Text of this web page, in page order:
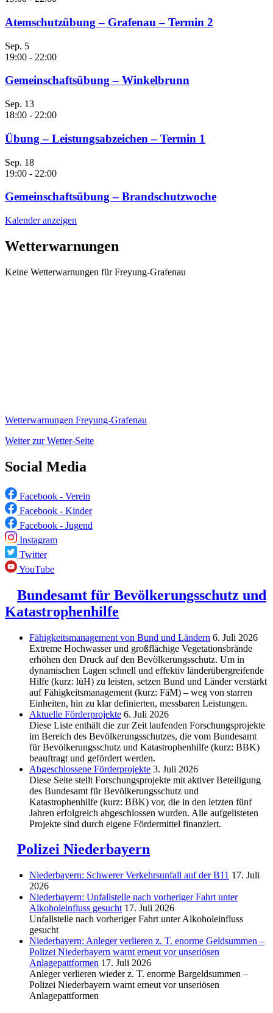
Atemschutzübung – Grafenau – Termin 2
Sep. 5
19:00 - 22:00
Gemeinschaftsübung – Winkelbrunn
Sep. 13
18:00 - 22:00
Übung – Leistungsabzeichen – Termin 1
Sep. 18
19:00 - 22:00
Gemeinschaftsübung – Brandschutzwoche
Kalender anzeigen
Wetterwarnungen
Keine Wetterwarnungen für Freyung-Grafenau
Wetterwarnungen Freyung-Grafenau
Weiter zur Wetter-Seite
Social Media
Facebook - Verein
Facebook - Kinder
Facebook - Jugend
Instagram
Twitter
YouTube
Bundesamt für Bevölkerungsschutz und
Katastrophenhilfe
Fähigkeitsmanagement von Bund und Ländern 6. Juli 2026
Extreme Hochwasser und großflächige Vegetationsbrände
erhöhen den Druck auf den Bevölkerungsschutz. Um in
dynamischen Lagen schnell und effektiv länderübergreifende
Hilfe (kurz: lüH) zu leisten, setzen Bund und Länder verstärkt
auf Fähigkeitsmanagement (kurz: FäM) – weg von starren
Einheiten, hin zu klar definierten, messbaren Leistungen.
Aktuelle Förderprojekte 6. Juli 2026
Diese Liste enthält die zur Zeit laufenden Forschungsprojekte
im Bereich des Be­völkerungs­schutzes, die vom Bundesamt
für Bevölkerungsschutz und Katastrophenhilfe (kurz: BBK)
beauftragt und gefördert werden.
Abgeschlos­sene Förderprojekte 3. Juli 2026
Diese Seite stellt Forschungsprojekte mit aktiver Beteiligung
des Bundesamt für Bevölkerungsschutz und
Katastrophenhilfe (kurz: BBK) vor, die in den letzten fünf
Jahren erfolgreich abgeschlossen wurden. Alle aufgelisteten
Projekte sind durch eigene Fördermittel finanziert.
Polizei Niederbayern
Niederbayern: Schwerer Verkehrsunfall auf der B11 17. Juli
2026
Niederbayern: Unfallstelle nach vorheriger Fahrt unter
Alkoholeinfluss gesucht 17. Juli 2026
Unfallstelle nach vorheriger Fahrt unter Alkoholeinfluss
gesucht
Niederbayern: Anleger verlieren z. T. enorme Geldsummen –
Polizei Niederbayern warnt erneut vor unseriösen
Anlagepattformen 17. Juli 2026
Anleger verlieren wieder z. T. enorme Bargeldsummen –
Polizei Niederbayern warnt erneut vor unseriösen
Anlagepattformen